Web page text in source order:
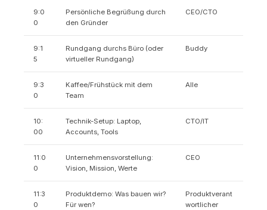
9:0
0
Persönliche Begrüßung durch
den Gründer
CEO/CTO
9:1
5
Rundgang durchs Büro (oder
virtueller Rundgang)
Buddy
9:3
0
Kaffee/Frühstück mit dem
Team
Alle
10:
00
Technik-Setup: Laptop,
Accounts, Tools
CTO/IT
11:0
0
Unternehmensvorstellung:
Vision, Mission, Werte
CEO
11:3
0
Produktdemo: Was bauen wir?
Für wen?
Produktverant
wortlicher